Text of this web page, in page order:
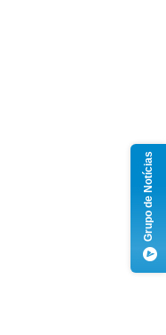
Grupo de Notícias